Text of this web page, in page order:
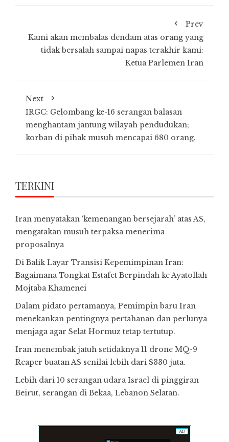
Prev
Kami akan membalas dendam atas orang yang
tidak bersalah sampai napas terakhir kami:
Ketua Parlemen Iran
Next
IRGC: Gelombang ke-16 serangan balasan
menghantam jantung wilayah pendudukan;
korban di pihak musuh mencapai 680 orang.
TERKINI
Iran menyatakan ‘kemenangan bersejarah’ atas AS,
mengatakan musuh terpaksa menerima
proposalnya
Di Balik Layar Transisi Kepemimpinan Iran:
Bagaimana Tongkat Estafet Berpindah ke Ayatollah
Mojtaba Khamenei
Dalam pidato pertamanya, Pemimpin baru Iran
menekankan pentingnya pertahanan dan perlunya
menjaga agar Selat Hormuz tetap tertutup.
Iran menembak jatuh setidaknya 11 drone MQ-9
Reaper buatan AS senilai lebih dari $330 juta.
Lebih dari 10 serangan udara Israel di pinggiran
Beirut, serangan di Bekaa, Lebanon Selatan.
AD